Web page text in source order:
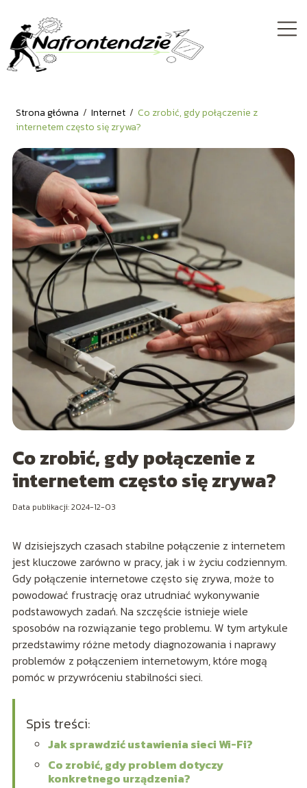
Strona główna / Internet / Co zrobić, gdy połączenie z
internetem często się zrywa?
Co zrobić, gdy połączenie z
internetem często się zrywa?
Data publikacji: 2024-12-03
W dzisiejszych czasach stabilne połączenie z internetem
jest kluczowe zarówno w pracy, jak i w życiu codziennym.
Gdy połączenie internetowe często się zrywa, może to
powodować frustrację oraz utrudniać wykonywanie
podstawowych zadań. Na szczęście istnieje wiele
sposobów na rozwiązanie tego problemu. W tym artykule
przedstawimy różne metody diagnozowania i naprawy
problemów z połączeniem internetowym, które mogą
pomóc w przywróceniu stabilności sieci.
Spis treści:
Jak sprawdzić ustawienia sieci Wi-Fi?
Co zrobić, gdy problem dotyczy
konkretnego urządzenia?